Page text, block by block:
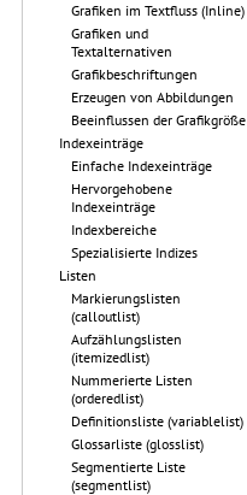
Grafiken im Textfluss (Inline)
Grafiken und
Textalternativen
Grafikbeschriftungen
Erzeugen von Abbildungen
Beeinflussen der Grafikgröße
Indexeinträge
Einfache Indexeinträge
Hervorgehobene
Indexeinträge
Indexbereiche
Spezialisierte Indizes
Listen
Markierungslisten
(calloutlist)
Aufzählungslisten
(itemizedlist)
Nummerierte Listen
(orderedlist)
Definitionsliste (variablelist)
Glossarliste (glosslist)
Segmentierte Liste
(segmentlist)